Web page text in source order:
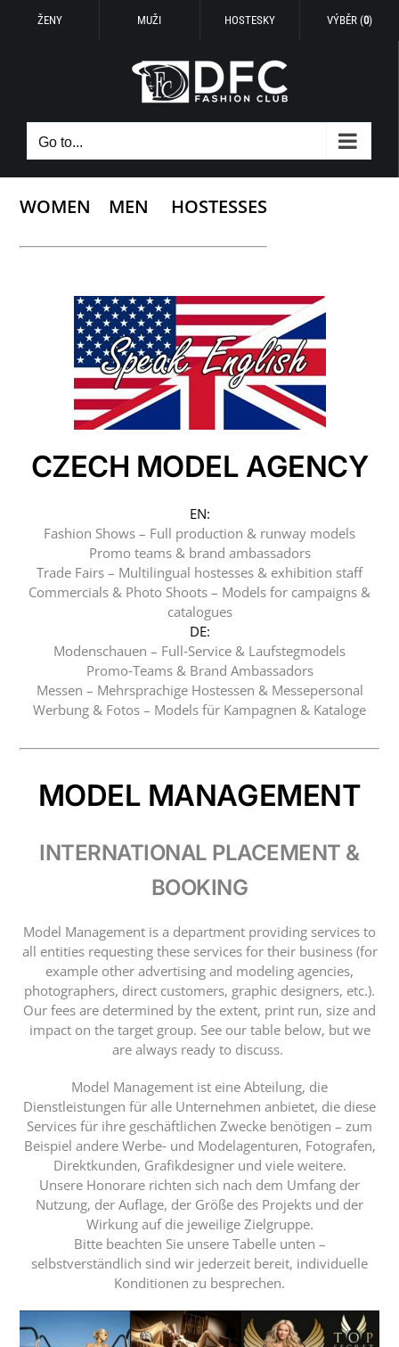
ŽENY MUŽI HOSTESKY VÝBĚR (0)
Go to...
WOMEN MEN HOSTESSES
CZECH MODEL AGENCY
EN:
Fashion Shows – Full production & runway models
Promo teams & brand ambassadors
Trade Fairs – Multilingual hostesses & exhibition staff
Commercials & Photo Shoots – Models for campaigns &
catalogues
DE:
Modenschauen – Full‑Service & Laufstegmodels
Promo‑Teams & Brand Ambassadors
Messen – Mehrsprachige Hostessen & Messepersonal
Werbung & Fotos – Models für Kampagnen & Kataloge
MODEL MANAGEMENT
INTERNATIONAL PLACEMENT &
BOOKING
Model Management is a department providing services to
all entities requesting these services for their business (for
example other advertising and modeling agencies,
photographers, direct customers, graphic designers, etc.).
Our fees are determined by the extent, print run, size and
impact on the target group. See our table below, but we
are always ready to discuss.
Model Management ist eine Abteilung, die
Dienstleistungen für alle Unternehmen anbietet, die diese
Services für ihre geschäftlichen Zwecke benötigen – zum
Beispiel andere Werbe‑ und Modelagenturen, Fotografen,
Direktkunden, Grafikdesigner und viele weitere.
Unsere Honorare richten sich nach dem Umfang der
Nutzung, der Auflage, der Größe des Projekts und der
Wirkung auf die jeweilige Zielgruppe.
Bitte beachten Sie unsere Tabelle unten –
selbstverständlich sind wir jederzeit bereit, individuelle
Konditionen zu besprechen.